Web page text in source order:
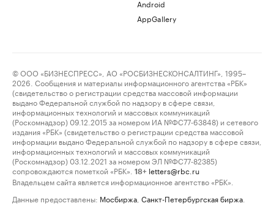
Android
AppGallery
© ООО «БИЗНЕСПРЕСС», АО «РОСБИЗНЕСКОНСАЛТИНГ», 1995–
2026. Сообщения и материалы информационного агентства «РБК»
(свидетельство о регистрации средства массовой информации
выдано Федеральной службой по надзору в сфере связи,
информационных технологий и массовых коммуникаций
(Роскомнадзор) 09.12.2015 за номером ИА №ФС77-63848) и сетевого
издания «РБК» (свидетельство о регистрации средства массовой
информации выдано Федеральной службой по надзору в сфере связи,
информационных технологий и массовых коммуникаций
(Роскомнадзор) 03.12.2021 за номером ЭЛ №ФС77-82385)
сопровождаются пометкой «РБК».
18+ letters@rbc.ru
Владельцем сайта является информационное агентство «РБК».
Данные предоставлены: Мосбиржа Санкт-Петербургская биржа